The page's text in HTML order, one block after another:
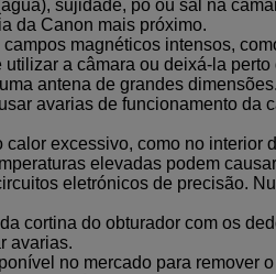
sujidade, pó ou sal na
da Canon mais próximo.
magnéticos intensos,
a câmara ou deixá-la
antena de grandes
avarias de funcionamento da
excessivo, como no interior
elevadas podem
eletrónicos de precisão.
cortina do obturador com os
avarias.
no mercado para remover